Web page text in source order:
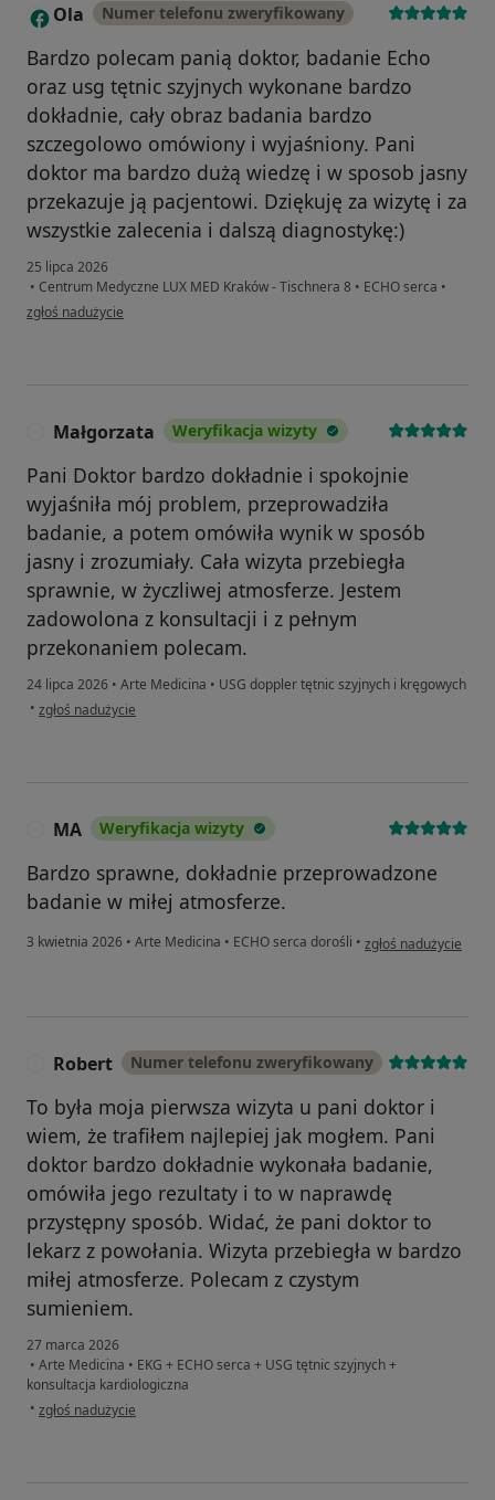
O Ola Numer telefonu zweryfikowany
Bardzo polecam panią doktor, badanie Echo
oraz usg tętnic szyjnych wykonane bardzo
dokładnie, cały obraz badania bardzo
szczegolowo omówiony i wyjaśniony. Pani
doktor ma bardzo dużą wiedzę i w sposob jasny
przekazuje ją pacjentowi. Dziękuję za wizytę i za
wszystkie zalecenia i dalszą diagnostykę:)
25 lipca 2026
• Centrum Medyczne LUX MED Kraków - Tischnera 8 • ECHO serca •
w opinii użytkownika Ola
zgłoś nadużycie
Małgorzata Weryfikacja wizyty
Pani Doktor bardzo dokładnie i spokojnie
wyjaśniła mój problem, przeprowadziła
badanie, a potem omówiła wynik w sposób
jasny i zrozumiały. Cała wizyta przebiegła
sprawnie, w życzliwej atmosferze. Jestem
zadowolona z konsultacji i z pełnym
przekonaniem polecam.
24 lipca 2026 • Arte Medicina • USG doppler tętnic szyjnych i kręgowych
• w opinii użytkownika Małgorzata
zgłoś nadużycie
MA Weryfikacja wizyty
Bardzo sprawne, dokładnie przeprowadzone
badanie w miłej atmosferze.
3 kwietnia 2026 • Arte Medicina • ECHO serca dorośli • w opinii użytkownika
zgłoś nadużycie
Robert Numer telefonu zweryfikowany
To była moja pierwsza wizyta u pani doktor i
wiem, że trafiłem najlepiej jak mogłem. Pani
doktor bardzo dokładnie wykonała badanie,
omówiła jego rezultaty i to w naprawdę
przystępny sposób. Widać, że pani doktor to
lekarz z powołania. Wizyta przebiegła w bardzo
miłej atmosferze. Polecam z czystym
sumieniem.
27 marca 2026
• Arte Medicina • EKG + ECHO serca + USG tętnic szyjnych +
konsultacja kardiologiczna
• w opinii użytkownika Robert
zgłoś nadużycie